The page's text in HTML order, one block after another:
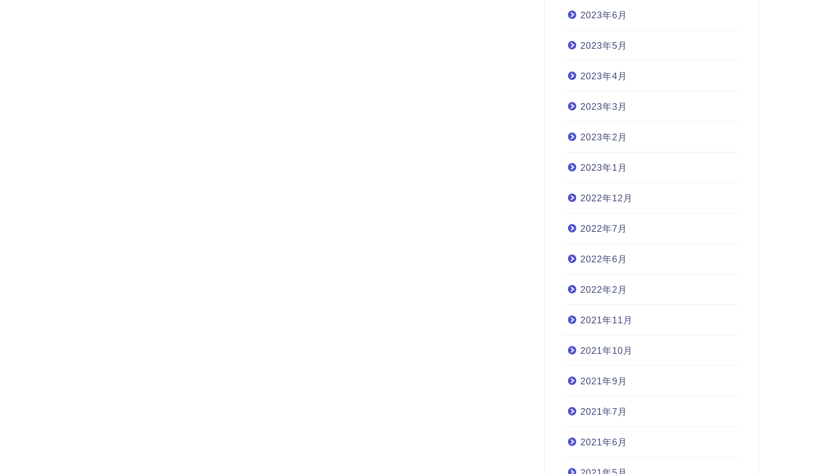
2023年6月
2023年5月
2023年4月
2023年3月
2023年2月
2023年1月
2022年12月
2022年7月
2022年6月
2022年2月
2021年11月
2021年10月
2021年9月
2021年7月
2021年6月